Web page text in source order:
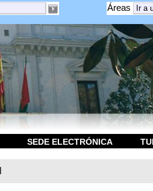
Áreas
SEDE ELECTRÓNICA